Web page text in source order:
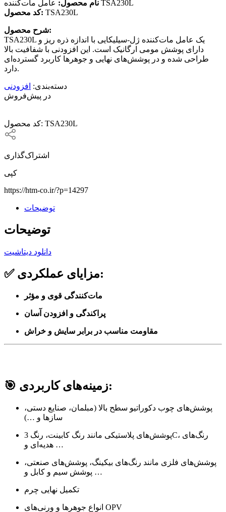
نام محصول: عامل مات‌کننده TSA230L
کد محصول: TSA230L
شرح محصول:
TSA230L یک عامل مات‌کننده ژل-سیلیکایی با اندازه ذره ریز و
دارای پوشش مومی ارگانیک است. این افزودنی با شفافیت بالا
طراحی شده و در پوشش‌های نهایی و جوهرها کاربرد گسترده‌ای
دارد.
دسته‌بندی: افزودنی
در پیش‌فروش
کد محصول: TSA230L
اشتراک‌گذاری
کپی
https://htm-co.ir/?p=14297
توضیحات
توضیحات
دانلود دیتاشیت
✅ مزایای عملکردی:
مات‌کنندگی قوی و مؤثر
پراکندگی و افزودن آسان
مقاومت مناسب در برابر سایش و خراش
🎯 زمینه‌های کاربردی:
پوشش‌های چوب دکوراتیو سطح بالا (مبلمان، صنایع دستی،
سازها و …)
پوشش‌های پلاستیکی مانند رنگ کابینت، رنگ 3C، رنگ‌های
هدیه‌ای و …
پوشش‌های فلزی مانند رنگ‌های بیکینگ، پوشش‌های صنعتی،
پوشش‌ سیم و کابل و …
تکمیل نهایی چرم
انواع جوهرها و ورنی‌های OPV